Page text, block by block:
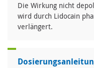
Die Wirkung nicht
wird durch Lidocain
verlängert.